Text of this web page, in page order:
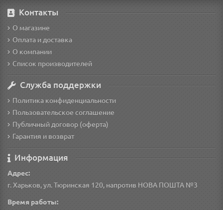
Контакты
О магазине
Оплата и доставка
О компании
Список производителей
Служба поддержки
Политика конфиденциальности
Пользовательское соглашение
Публичный договор (оферта)
Гарантия и возврат
Информация
Адрес:
г. Харьков, ул. Тюринская 120, напротив НОВА ПОШТА №3
Время работы: